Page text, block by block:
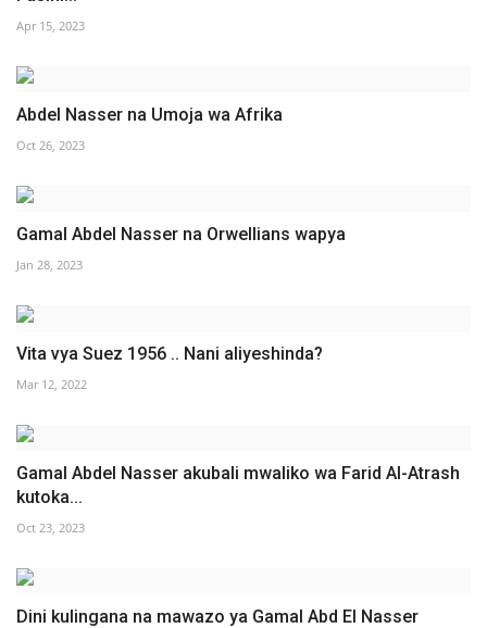
Apr 15, 2023
Abdel Nasser na Umoja wa Afrika
Oct 26, 2023
Gamal Abdel Nasser na Orwellians wapya
Jan 28, 2023
Vita vya Suez 1956 .. Nani aliyeshinda?
Mar 12, 2022
Gamal Abdel Nasser akubali mwaliko wa Farid Al-Atrash
kutoka...
Oct 23, 2023
Dini kulingana na mawazo ya Gamal Abd El Nasser